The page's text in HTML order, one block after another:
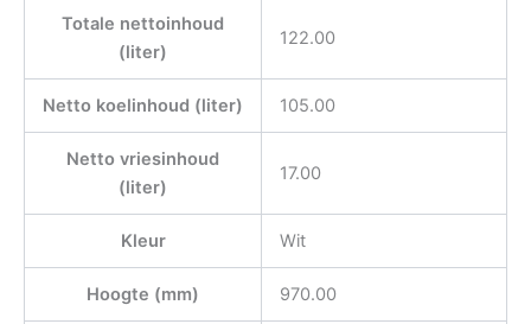
Totale nettoinhoud
(liter)
122.00
Netto koelinhoud (liter) 105.00
Netto vriesinhoud
(liter)
17.00
Kleur Wit
Hoogte (mm) 970.00